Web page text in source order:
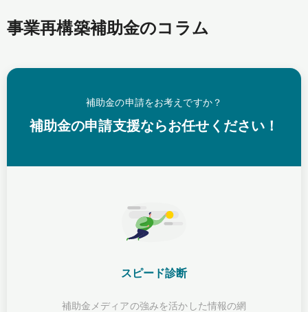
事業再構築補助金のコラム
補助金の申請をお考えですか？
補助金の申請支援ならお任せください！
スピード診断
補助金メディアの強みを活かした情報の網